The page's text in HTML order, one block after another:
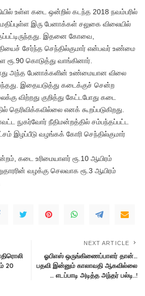
உள்ள கடை ஒன்றில் கடந்த 2018 நவம்பரில்
மதிப்புள்ள இரு பேனாக்கள் சலுகை விலையில்
இதனை கோவை,
சேர்ந்த செந்தில்குமார் என்பவர் உண்மை
ரூ.90 கொடுத்து வாங்கினார்.
அந்த பேனாக்களின் உண்மையான விலை
இதையடுத்து கடைக்குச் சென்ற
விற்றது குறித்து கேட்டபோது கடை
தெரிவிக்கவில்லை எனக் கூறப்படுகிறது.
நுகர்வோர் நீதிமன்றத்தில் சம்பந்தப்பட்ட
இழப்பீடு வழங்கக் கோரி செந்தில்குமார்
கடை உரிமையாளர் ரூ.10 ஆயிரம்
வழக்கு செலவாக ரூ.3 ஆயிரம்
20
NEXT ARTICLE
ஓபிஎஸ் ஒருங்கிணைப்பாளர் தான்…
பதவி இன்னும் காலாவதி ஆகவில்லை
… எடப்பாடி அடித்த அந்தர் பல்டி..!